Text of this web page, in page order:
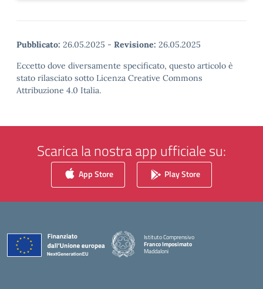
Pubblicato: 26.05.2025 - Revisione: 26.05.2025
Eccetto dove diversamente specificato, questo articolo è
stato rilasciato sotto Licenza Creative Commons
Attribuzione 4.0 Italia.
Scarica la nostra app ufficiale su:
App Store Play Store
Istituto Comprensivo
Franco Imposimato
Maddaloni